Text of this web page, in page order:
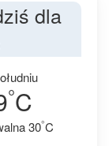
dla
°C
30°C